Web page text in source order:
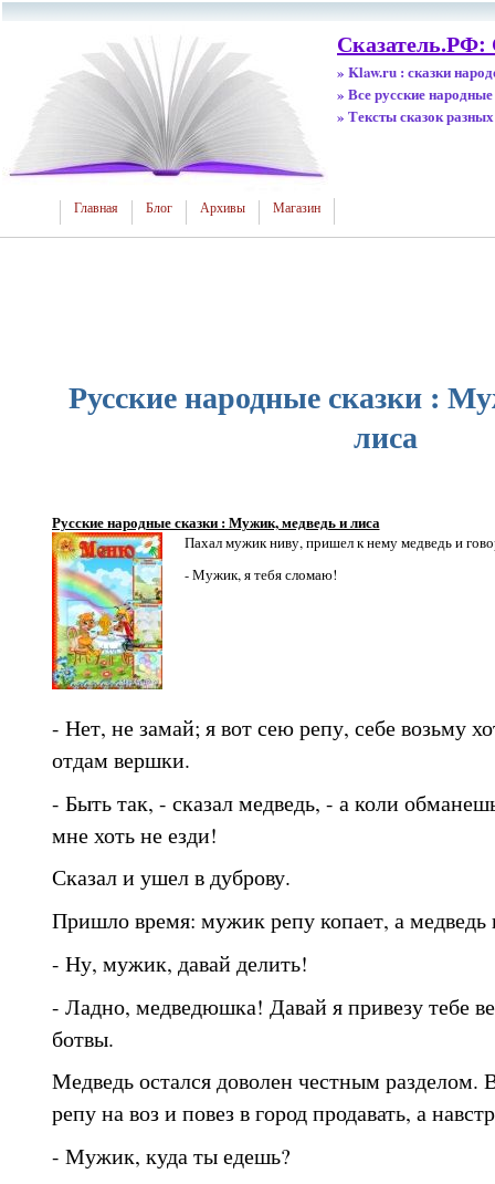
Сказатель.РФ:
» Klaw.ru : сказки
» Все русские народные
» Тексты сказок
Главная Блог Архивы Магазин
Русские народные сказки :
лиса
Русские народные сказки : Мужик, медведь и лиса
Пахал мужик ниву, пришел к нему медведь и
- Мужик, я тебя сломаю!
- Нет, не замай; я вот сею репу, себе возьму
отдам вершки.
- Быть так, - сказал медведь, - а коли
мне хоть не езди!
Сказал и ушел в дуброву.
Пришло время: мужик репу копает, а медведь
- Ну, мужик, давай делить!
- Ладно, медведюшка! Давай я привезу тебе
ботвы.
Медведь остался доволен честным
репу на воз и повез в город продавать, а
- Мужик, куда ты едешь?